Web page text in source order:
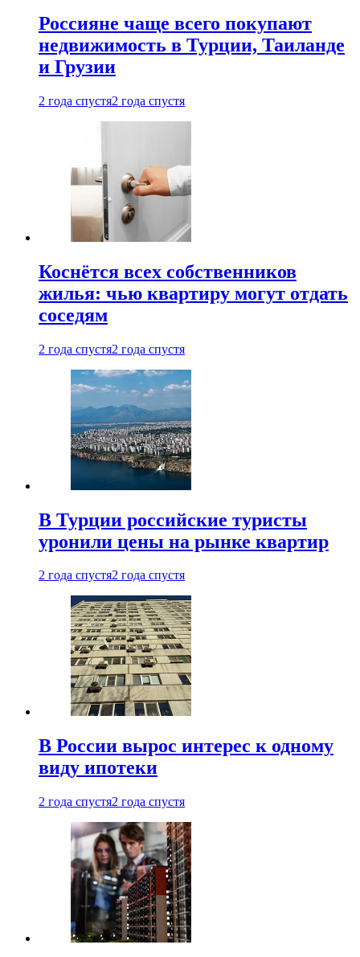
Россияне чаще всего покупают
недвижимость в Турции, Таиланде
и Грузии
2 года спустя2 года спустя
Коснётся всех собственников
жилья: чью квартиру могут отдать
соседям
2 года спустя2 года спустя
В Турции российские туристы
уронили цены на рынке квартир
2 года спустя2 года спустя
В России вырос интерес к одному
виду ипотеки
2 года спустя2 года спустя